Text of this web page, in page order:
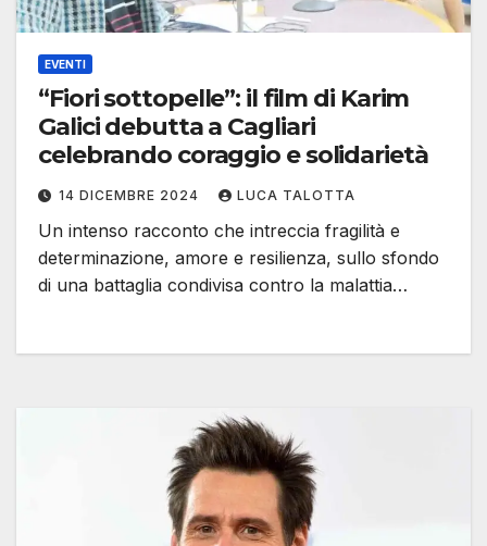
EVENTI
“Fiori sottopelle”: il film di Karim
Galici debutta a Cagliari
celebrando coraggio e solidarietà
14 DICEMBRE 2024 LUCA TALOTTA
Un intenso racconto che intreccia fragilità e
determinazione, amore e resilienza, sullo sfondo
di una battaglia condivisa contro la malattia…